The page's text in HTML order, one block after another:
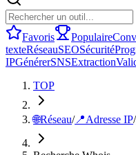
Favoris Populaire
texteRéseauSEOSécurité
IPGénérerSNSExtraction
TOP
🌐Réseau/📍Adresse IP/